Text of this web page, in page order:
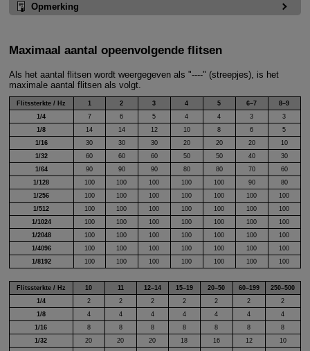
Opmerking
Maximaal aantal opeenvolgende flitsen
Als het aantal flitsen wordt weergegeven als "----" (streepjes), is het
maximale aantal flitsen als volgt.
Flitssterkte / Hz 1 2 3 4 5 6–7
8–9
1/4
7 6 5 4 4 3
3
1/8
14 14 12 10 8 6
5
1/16
30 30 30 20 20 20
10
1/32
60 60 60 50 50 40
30
1/64
90 90 90 80 80 70
60
1/128
100 100 100 100 100 90
80
1/256
100 100 100 100 100 100
100
1/512
100 100 100 100 100 100
100
1/1024
100 100 100 100 100 100
100
1/2048
100 100 100 100 100 100
100
1/4096
100 100 100 100 100 100
100
1/8192
100 100 100 100 100 100 100
Flitssterkte / Hz 10 11 12–14 15–19 20–50 60–199
250–500
1/4
2 2 2 2 2 2
2
1/8
4 4 4 4 4 4
4
1/16
8 8 8 8 8 8
8
1/32
20 20 20 18 16 12
10